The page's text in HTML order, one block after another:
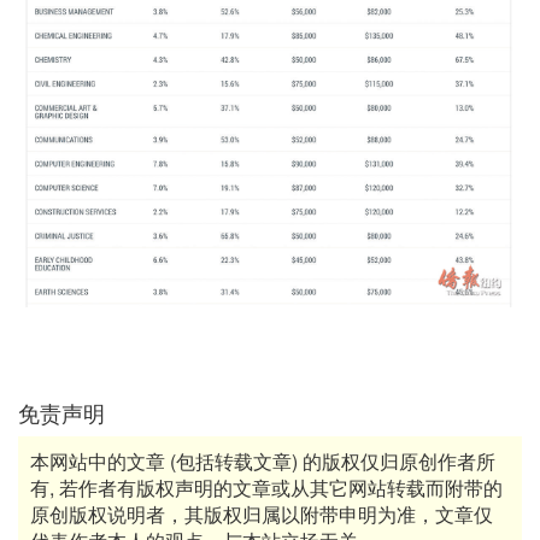
免责声明
本网站中的文章 (包括转载文章) 的版权仅归原创作者所
有, 若作者有版权声明的文章或从其它网站转载而附带的
原创版权说明者，其版权归属以附带申明为准，文章仅